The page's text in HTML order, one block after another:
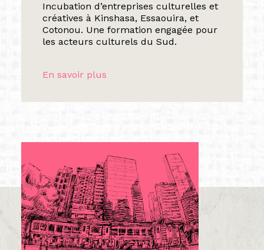
Incubation d’entreprises culturelles et
créatives à Kinshasa, Essaouira, et
Cotonou. Une formation engagée pour
les acteurs culturels du Sud.
En savoir plus